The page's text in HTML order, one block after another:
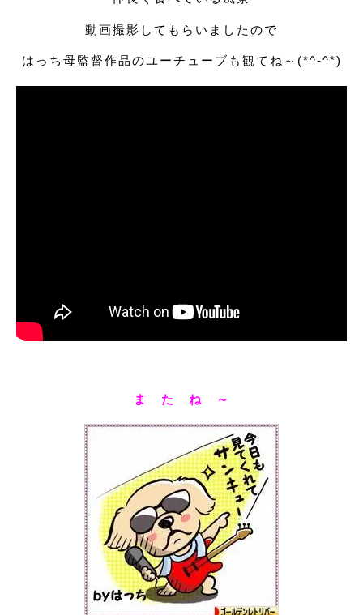
動画撮影してもらいましたので
はっち母監督作品のユーチューブも観てね～(*^-^*)
ま た ね ～